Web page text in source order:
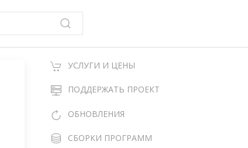
УСЛУГИ И ЦЕНЫ
ПОДДЕРЖАТЬ ПРОЕКТ
ОБНОВЛЕНИЯ
СБОРКИ ПРОГРАММ